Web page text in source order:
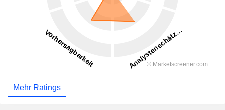
Mehr Ratings